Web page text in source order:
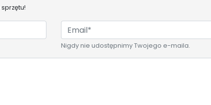
Nigdy nie udostępnimy Twojego e-maila.